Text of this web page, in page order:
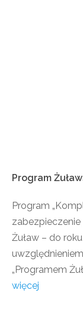
Program
Program
Żuław – do
„Programem
więcej